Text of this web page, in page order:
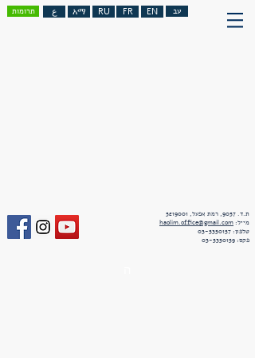
תרומות ع አማ RU FR EN עב
ת.ד. 9057, רמת אפעל,
5219001
מייל:haolim.office@gmail.com
טלפון:03-5350157
פקס:03-5350159